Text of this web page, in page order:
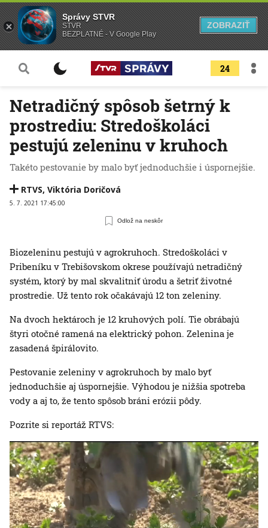
24
Netradičný spôsob šetrný k
prostrediu: Stredoškoláci
pestujú zeleninu v kruhoch
Takéto pestovanie by malo byť jednoduchšie i úspornejšie.
RTVS, Viktória Doričová
5. 7. 2021 17:45:00
Odlož na neskôr
Biozeleninu pestujú v agrokruhoch. Stredoškoláci v
Pribeníku v Trebišovskom okrese používajú netradičný
systém, ktorý by mal skvalitniť úrodu a šetriť životné
prostredie. Už tento rok očakávajú 12 ton zeleniny.
Na dvoch hektároch je 12 kruhových polí. Tie obrábajú
štyri otočné ramená na elektrický pohon. Zelenina je
zasadená špirálovito.
Pestovanie zeleniny v agrokruhoch by malo byť
jednoduchšie aj úspornejšie. Výhodou je nižšia spotreba
vody a aj to, že tento spôsob bráni erózii pôdy.
Pozrite si reportáž RTVS:
Správy STVR
STVR
BEZPLATNÉ - V Google Play
ZOBRAZIŤ